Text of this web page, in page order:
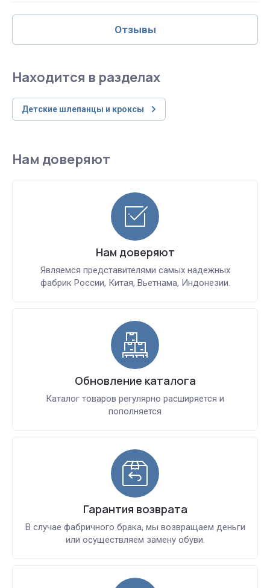
Отзывы
Находится в разделах
Детские шлепанцы и кроксы
Нам доверяют
Нам доверяют
Являемся представителями самых надежных
фабрик России, Китая, Вьетнама, Индонезии.
Обновление каталога
Каталог товаров регулярно расширяется и
пополняется
Гарантия возврата
В случае фабричного брака, мы возвращаем деньги
или осуществляем замену обуви.